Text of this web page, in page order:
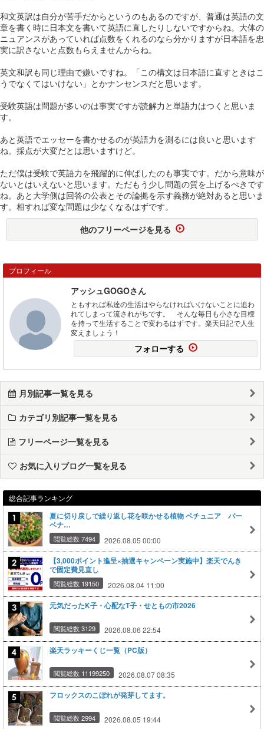
和文英訳は自分が苦手だからというのもあるのですが、普通は英語の文
章を書く時に日本文を書いて英語に直したりしないですからね。大体の
ニュアンスがあっていれば点数をくれるのなら分かりますが日本語を忠
実に訳さないと点数もらえませんからね。
英文和訳も同じ理由で嫌いですね。「この構文は日本語に直すときはこ
うでなくてはいけない」とかナンセンスだと思います。
受験英語は問題が多いのは事実ですが読解力と単語力はつくと思いま
す。
あと英語でエッセーを書かせるのが英語力を測るには良いと思います
ね。採点が大変だとは思いますけど。
ただ僕は受験で英語力を飛躍的に伸ばしたのも事実です。だから意味が
ないとはいえないと思います。ただもう少し問題の質を上げるべきです
ね。あと大学側は回答の公表とその論拠を示す義務が絶対あると思いま
す。相すれば変な問題は少なくなるはずです。
他のフリーページを見る
プロフィール
アッシュGOGOさん
ともすれば私達の生活はやらなければいけないことに追わ
れてしまって流されがちです。 そんな毎日も小さな目標
を持って生活することで変わるはずです。楽天日記で人生
変えましょう！
フォローする
月別記事一覧を見る
カテゴリ別記事一覧を見る
フリーページ一覧を見る
お気に入りブログ一覧を見る
総合記事ランキング
夏に切り戻しで繰り返し花を咲かせる植物 ペチュニア バー
ベナ…
閲覧総数 7494 2026.08.05 00:00
【3,000ポイント進呈×抽選キャンペーン実施中】楽天でんき
で固定費見直し
閲覧総数 19150 2026.08.04 11:00
元気だったK子・心配なT子・せともの市2026
閲覧総数 3129 2026.08.06 22:54
楽天ラッキーくじ一覧（PC版）
閲覧総数 11199250 2026.08.07 08:35
フロックスのこぼれが発芽してます。
閲覧総数 2994 2026.08.05 19:44